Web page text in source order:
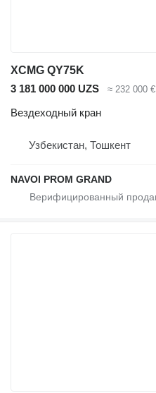
XCMG QY75K
3 181 000 000 UZS
≈ 232 000 €
Вездеходный кран
Узбекистан, Тошкент
NAVOI PROM GRAND